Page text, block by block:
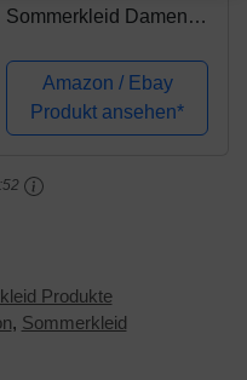
Sommerkleid Damen
T-Shirt Kleid Knielang
Freizeitkleid Tunika
Einfarbig/Blumen
mit
Amazon / Ebay
Produkt ansehen*
Produkte
, Sommerkleid